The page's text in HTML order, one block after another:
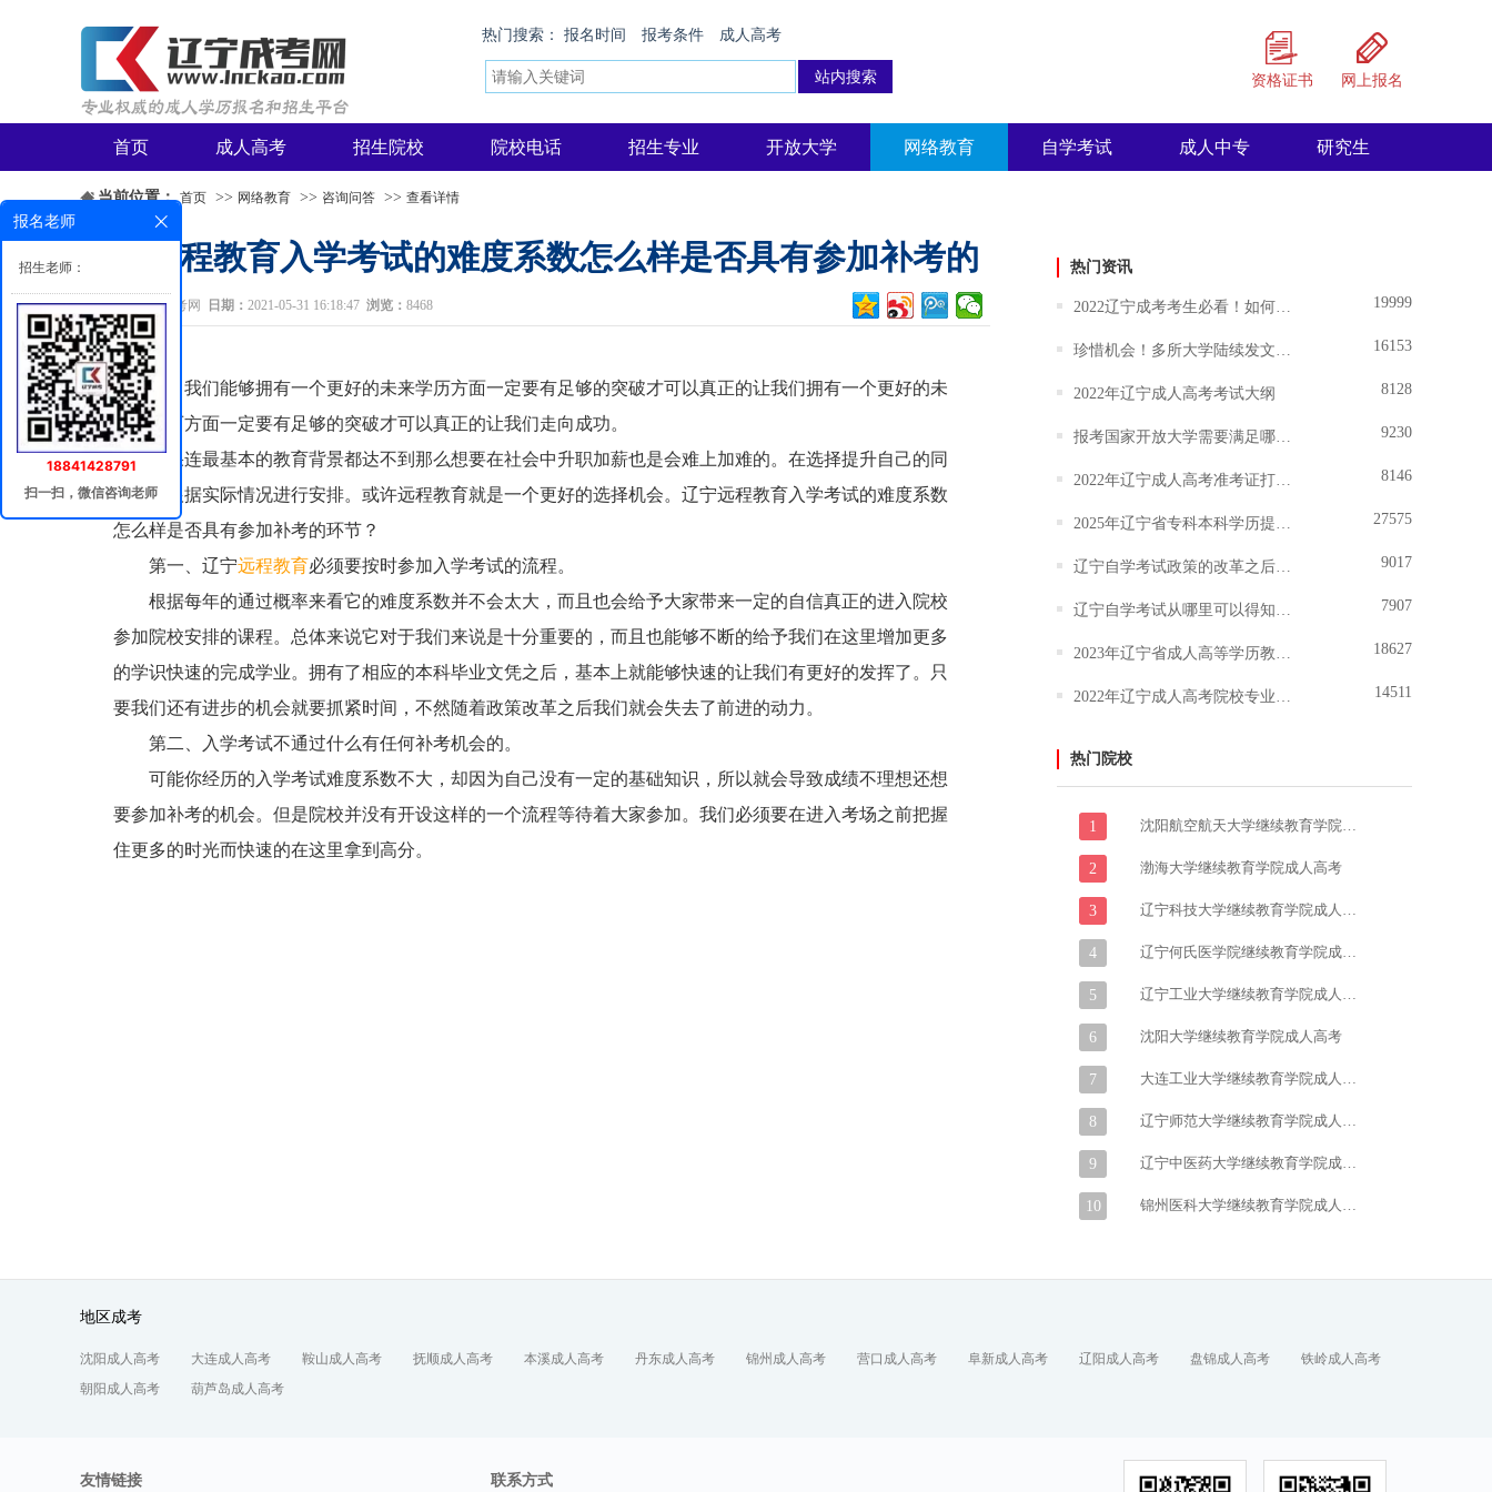
热门搜索： 报名时间 报考条件 成人高考
资格证书 网上报名
首页 成人高考 招生院校 院校电话 招生专业 开放大学 网络教育 自学考试 成人中专 研究生
当前位置： 首页 >> 网络教育 >> 咨询问答 >> 查看详情
辽宁远程教育入学考试的难度系数怎么样是否具有参加补考的
环节？
来源： 辽宁成考网 日期： 2021-05-31 16:18:47 浏览： 8468
为了我们能够拥有一个更好的未来学历方面一定要有足够的突破才可以真正的让我们拥有一个更好的未
来，学历方面一定要有足够的突破才可以真正的让我们走向成功。
如果连最基本的教育背景都达不到那么想要在社会中升职加薪也是会难上加难的。在选择提升自己的同
时可以根据实际情况进行安排。或许远程教育就是一个更好的选择机会。辽宁远程教育入学考试的难度系数
怎么样是否具有参加补考的环节？
第一、辽宁远程教育必须要按时参加入学考试的流程。
根据每年的通过概率来看它的难度系数并不会太大，而且也会给予大家带来一定的自信真正的进入院校
参加院校安排的课程。总体来说它对于我们来说是十分重要的，而且也能够不断的给予我们在这里增加更多
的学识快速的完成学业。拥有了相应的本科毕业文凭之后，基本上就能够快速的让我们有更好的发挥了。只
要我们还有进步的机会就要抓紧时间，不然随着政策改革之后我们就会失去了前进的动力。
第二、入学考试不通过什么有任何补考机会的。
可能你经历的入学考试难度系数不大，却因为自己没有一定的基础知识，所以就会导致成绩不理想还想
要参加补考的机会。但是院校并没有开设这样的一个流程等待着大家参加。我们必须要在进入考场之前把握
住更多的时光而快速的在这里拿到高分。
热门资讯
2022辽宁成考考生必看！如何选择适合自己的大学和专业？ 19999
珍惜机会！多所大学陆续发文暂停招生,成人学历将越来越难！ 16153
2022年辽宁成人高考考试大纲 8128
报考国家开放大学需要满足哪些条件？ 9230
2022年辽宁成人高考准考证打印时间 8146
2025年辽宁省专科本科学历提升报名 27575
辽宁自学考试政策的改革之后难度技术有所调整吗 9017
辽宁自学考试从哪里可以得知报名和报考的信息？ 7907
2023年辽宁省成人高等学历教育报考指南 18627
2022年辽宁成人高考院校专业志愿填报说明 14511
热门院校
1 沈阳航空航天大学继续教育学院成人高考
2 渤海大学继续教育学院成人高考
3 辽宁科技大学继续教育学院成人高考
4 辽宁何氏医学院继续教育学院成人高考
5 辽宁工业大学继续教育学院成人高考
6 沈阳大学继续教育学院成人高考
7 大连工业大学继续教育学院成人高考
8 辽宁师范大学继续教育学院成人高考
9 辽宁中医药大学继续教育学院成人高考
10 锦州医科大学继续教育学院成人高考
地区成考
沈阳成人高考 大连成人高考 鞍山成人高考 抚顺成人高考 本溪成人高考 丹东成人高考 锦州成人高考 营口成人高考 阜新成人高考 辽阳成人高考 盘锦成人高考
铁岭成人高考
朝阳成人高考
葫芦岛成人高考
友情链接 联系方式
报名老师
招生老师：
18841428791
扫一扫，微信咨询老师